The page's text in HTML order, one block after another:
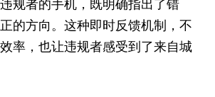
规者的手机，既明确指出了错
的方向。这种即时反馈机制，不
率，也让违规者感受到了来自城